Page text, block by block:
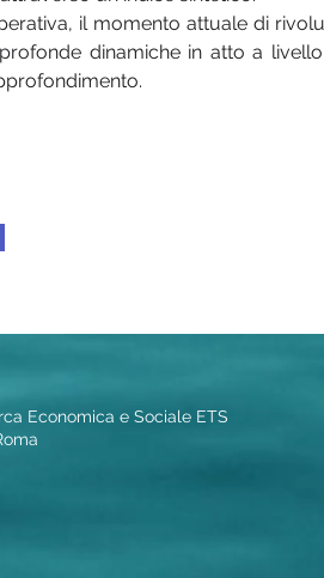
il momento attuale di
dinamiche in atto a
Economica e Sociale ETS